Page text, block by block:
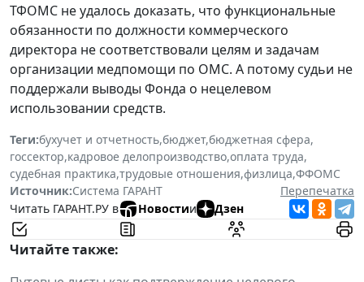
ТФОМС не удалось доказать, что функциональные
обязанности по должности коммерческого
директора не соответствовали целям и задачам
организации медпомощи по ОМС. А потому судьи не
поддержали выводы Фонда о нецелевом
использовании средств.
Теги:бухучет и отчетность,бюджет,бюджетная сфера,
госсектор,кадровое делопроизводство,оплата труда,
судебная практика,трудовые отношения,физлица,ФФОМС
Источник:Система ГАРАНТ
Перепечатка
Читать ГАРАНТ.РУ в
Новостии Дзен
Читайте также: